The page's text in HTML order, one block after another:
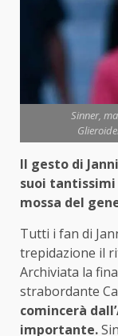
Sinner,
Il gesto di
suoi
mossa del
Tutti i fan di
trepidazione il
Archiviata la
strabordante
comincerà
importante.